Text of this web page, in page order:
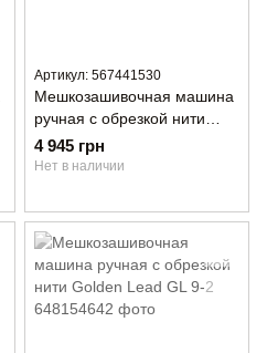
Артикул: 567441530
Мешкозашивочная машина
ручная с обрезкой нити
Worlden GK26-1A
4 945 грн
Нет в наличии